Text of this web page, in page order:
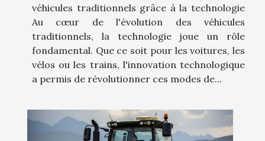
véhicules traditionnels grâce à la technologie
Au cœur de l'évolution des véhicules
traditionnels, la technologie joue un rôle
fondamental. Que ce soit pour les voitures, les
vélos ou les trains, l'innovation technologique
a permis de révolutionner ces modes de...